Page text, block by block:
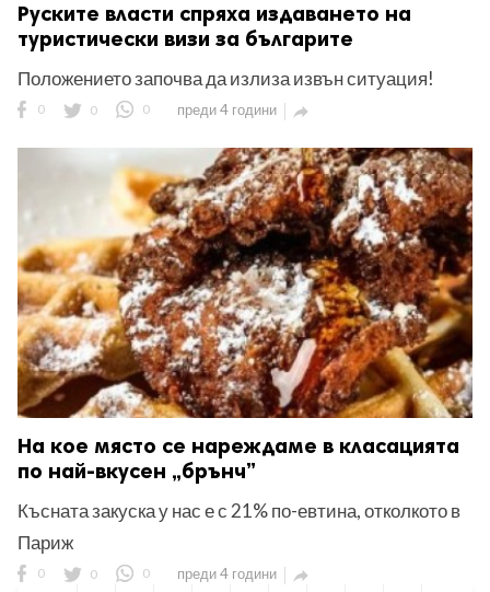
Руските власти спряха издаването на
туристически визи за българите
Положението започва да излиза извън ситуация!
0 0 0 преди 4 години 
На кое място се нареждаме в класацията
по най-вкусен „брънч”
Късната закуска у нас е с 21% по-евтина, отколкото в
Париж
0 0 0 преди 4 години 